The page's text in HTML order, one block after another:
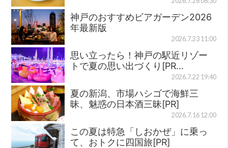
神戸のおすすめビアガーデン2026
年最新版
2026.7.23 11:00
思い立ったら！神戸の駅近リゾー
トで夏の思い出づくり[PR…
2026.7.22 19:40
夏の新潟、市場ハシゴで海鮮三
昧、魅惑の日本酒三昧[PR]
2026.7.16 12:00
この夏は特急「しおかぜ」に乗っ
て、おトクに四国旅[PR]